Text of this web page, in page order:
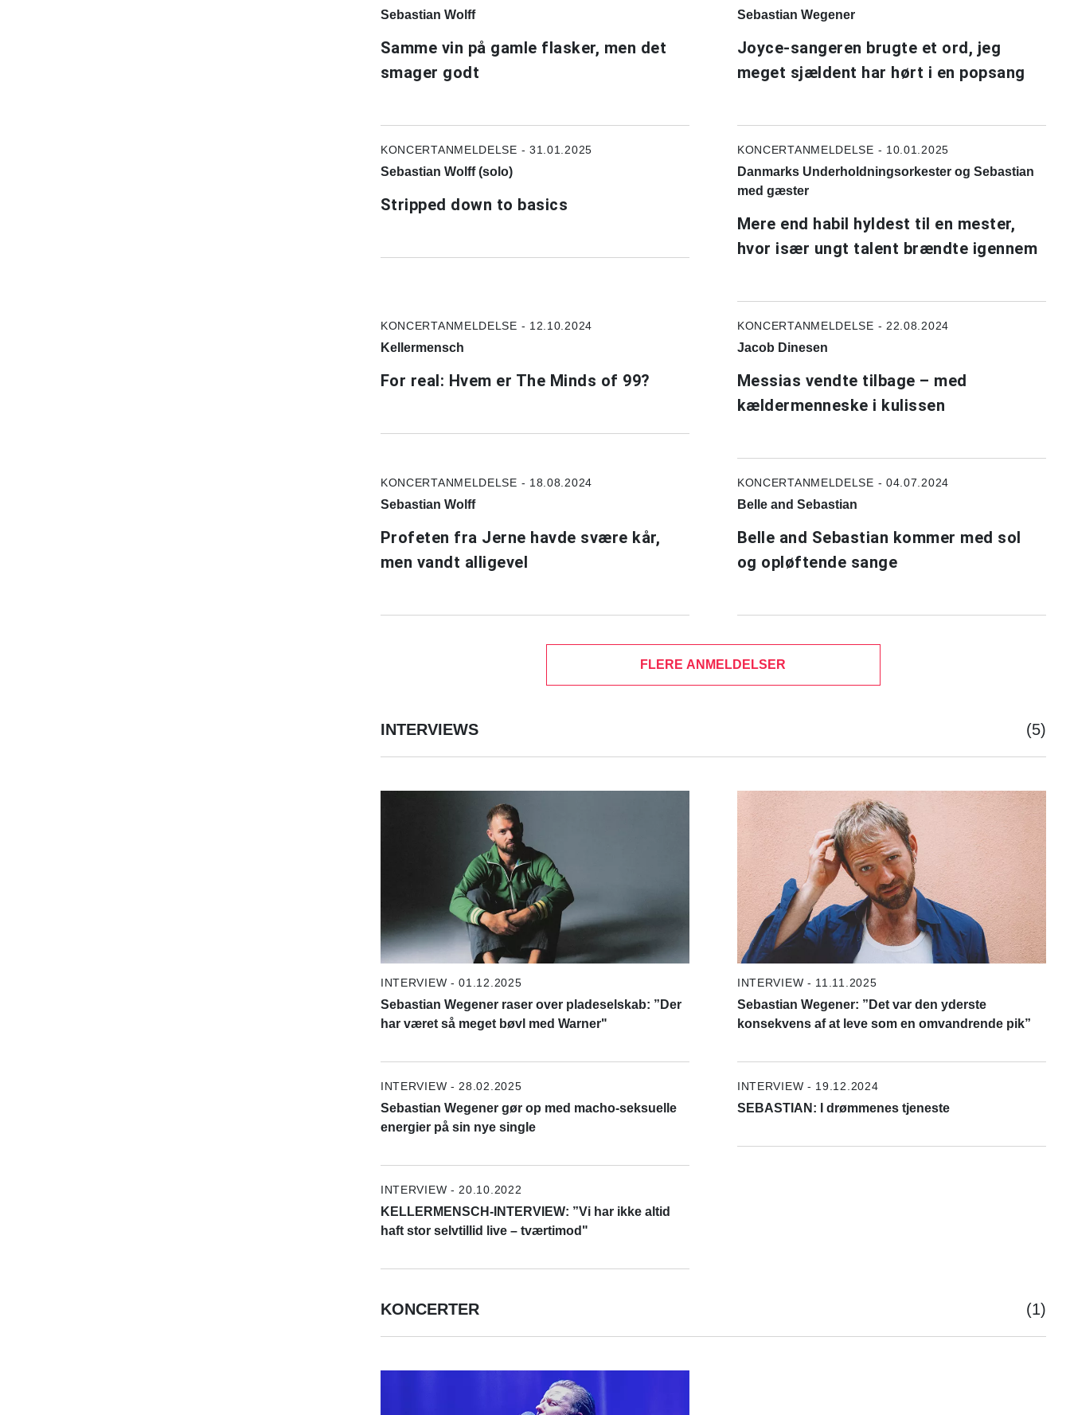
Sebastian Wolff
Samme vin på gamle flasker, men det
smager godt
Sebastian Wegener
Joyce-sangeren brugte et ord, jeg
meget sjældent har hørt i en popsang
KONCERTANMELDELSE - 31.01.2025
Sebastian Wolff (solo)
Stripped down to basics
KONCERTANMELDELSE - 10.01.2025
Danmarks Underholdningsorkester og Sebastian
med gæster
Mere end habil hyldest til en mester,
hvor især ungt talent brændte igennem
KONCERTANMELDELSE - 12.10.2024
Kellermensch
For real: Hvem er The Minds of 99?
KONCERTANMELDELSE - 22.08.2024
Jacob Dinesen
Messias vendte tilbage – med
kældermenneske i kulissen
KONCERTANMELDELSE - 18.08.2024
Sebastian Wolff
Profeten fra Jerne havde svære kår,
men vandt alligevel
KONCERTANMELDELSE - 04.07.2024
Belle and Sebastian
Belle and Sebastian kommer med sol
og opløftende sange
FLERE ANMELDELSER
INTERVIEWS (5)
INTERVIEW - 01.12.2025
Sebastian Wegener raser over pladeselskab: ”Der
har været så meget bøvl med Warner"
INTERVIEW - 11.11.2025
Sebastian Wegener: ”Det var den yderste
konsekvens af at leve som en omvandrende pik”
INTERVIEW - 28.02.2025
Sebastian Wegener gør op med macho-seksuelle
energier på sin nye single
INTERVIEW - 19.12.2024
SEBASTIAN: I drømmenes tjeneste
INTERVIEW - 20.10.2022
KELLERMENSCH-INTERVIEW: ”Vi har ikke altid
haft stor selvtillid live – tværtimod"
KONCERTER (1)